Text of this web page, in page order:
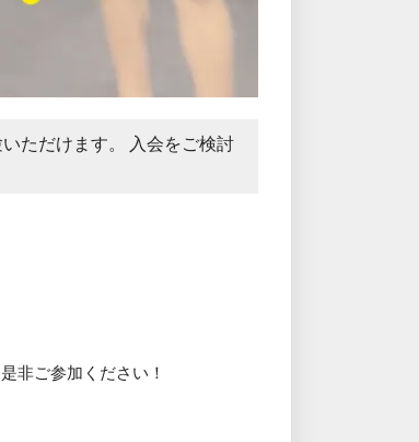
ただけます。 入会をご検討
非ご参加ください！